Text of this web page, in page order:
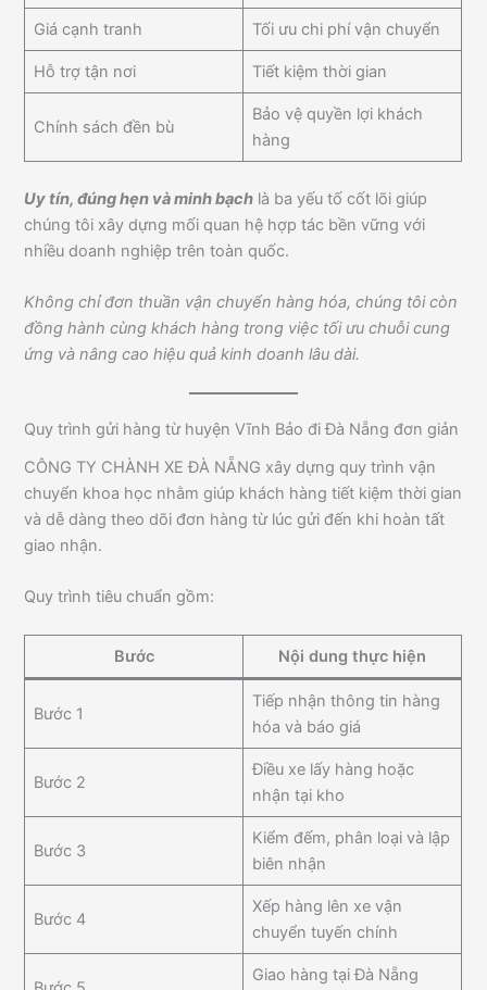
Giá cạnh tranh Tối ưu chi phí vận chuyển
Hỗ trợ tận nơi Tiết kiệm thời gian
Chính sách đền bù
Bảo vệ quyền lợi khách
hàng
Uy tín, đúng hẹn và minh bạch là ba yếu tố cốt lõi giúp
chúng tôi xây dựng mối quan hệ hợp tác bền vững với
nhiều doanh nghiệp trên toàn quốc.
Không chỉ đơn thuần vận chuyển hàng hóa, chúng tôi còn
đồng hành cùng khách hàng trong việc tối ưu chuỗi cung
ứng và nâng cao hiệu quả kinh doanh lâu dài.
Quy trình gửi hàng từ huyện Vĩnh Bảo đi Đà Nẵng đơn giản
CÔNG TY CHÀNH XE ĐÀ NẴNG xây dựng quy trình vận
chuyển khoa học nhằm giúp khách hàng tiết kiệm thời gian
và dễ dàng theo dõi đơn hàng từ lúc gửi đến khi hoàn tất
giao nhận.
Quy trình tiêu chuẩn gồm:
Bước Nội dung thực hiện
Bước 1
Tiếp nhận thông tin hàng
hóa và báo giá
Bước 2
Điều xe lấy hàng hoặc
nhận tại kho
Bước 3
Kiểm đếm, phân loại và lập
biên nhận
Bước 4
Xếp hàng lên xe vận
chuyển tuyến chính
Giao hàng tại Đà Nẵng